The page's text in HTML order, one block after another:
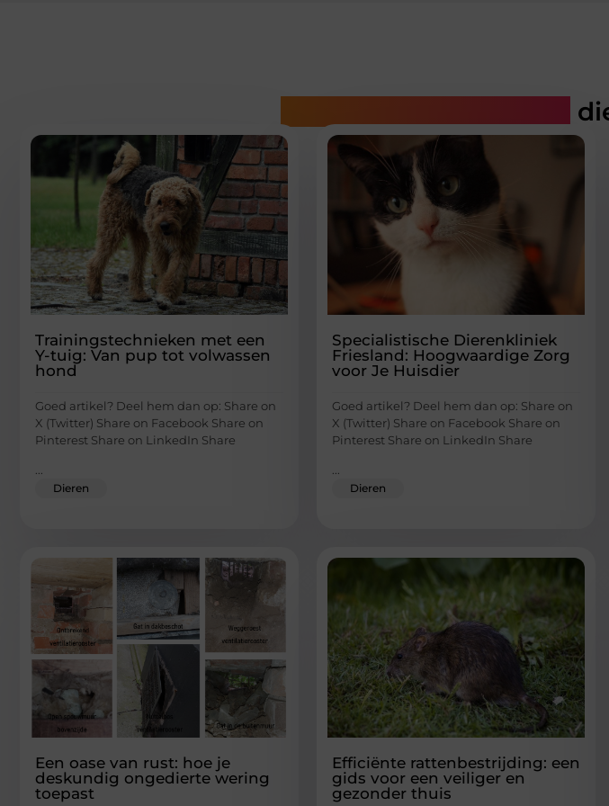
Trainingstechnieken met een
Y-tuig: Van pup tot volwassen
hond
Goed artikel? Deel hem dan op: Share on
X (Twitter) Share on Facebook Share on
Pinterest Share on LinkedIn Share
...
Dieren
Specialistische Dierenkliniek
Friesland: Hoogwaardige Zorg
voor Je Huisdier
Goed artikel? Deel hem dan op: Share on
X (Twitter) Share on Facebook Share on
Pinterest Share on LinkedIn Share
...
Dieren
Een oase van rust: hoe je
deskundig ongedierte wering
toepast
Efficiënte rattenbestrijding: een
gids voor een veiliger en
gezonder thuis